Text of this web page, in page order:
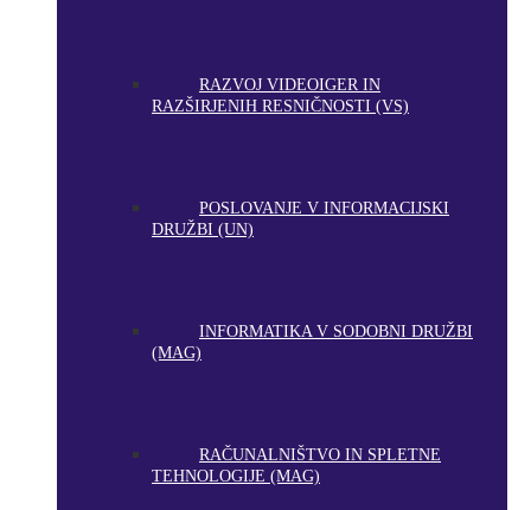
RAZVOJ VIDEOIGER IN
RAZŠIRJENIH RESNIČNOSTI (VS)
POSLOVANJE V INFORMACIJSKI
DRUŽBI (UN)
INFORMATIKA V SODOBNI DRUŽBI
(MAG)
RAČUNALNIŠTVO IN SPLETNE
TEHNOLOGIJE (MAG)